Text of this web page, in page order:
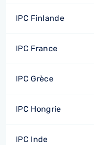
IPC Finlande
IPC France
IPC Grèce
IPC Hongrie
IPC Inde